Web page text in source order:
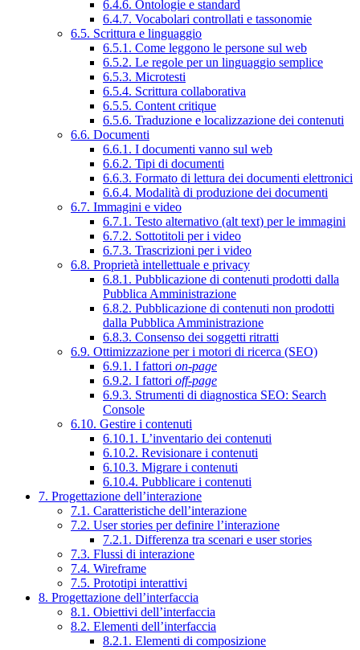
6.4.6. Ontologie e standard
6.4.7. Vocabolari controllati e tassonomie
6.5. Scrittura e linguaggio
6.5.1. Come leggono le persone sul web
6.5.2. Le regole per un linguaggio semplice
6.5.3. Microtesti
6.5.4. Scrittura collaborativa
6.5.5. Content critique
6.5.6. Traduzione e localizzazione dei contenuti
6.6. Documenti
6.6.1. I documenti vanno sul web
6.6.2. Tipi di documenti
6.6.3. Formato di lettura dei documenti elettronici
6.6.4. Modalità di produzione dei documenti
6.7. Immagini e video
6.7.1. Testo alternativo (alt text) per le immagini
6.7.2. Sottotitoli per i video
6.7.3. Trascrizioni per i video
6.8. Proprietà intellettuale e privacy
6.8.1. Pubblicazione di contenuti prodotti dalla
Pubblica Amministrazione
6.8.2. Pubblicazione di contenuti non prodotti
dalla Pubblica Amministrazione
6.8.3. Consenso dei soggetti ritratti
6.9. Ottimizzazione per i motori di ricerca (SEO)
6.9.1. I fattori on-page
6.9.2. I fattori off-page
6.9.3. Strumenti di diagnostica SEO: Search
Console
6.10. Gestire i contenuti
6.10.1. L’inventario dei contenuti
6.10.2. Revisionare i contenuti
6.10.3. Migrare i contenuti
6.10.4. Pubblicare i contenuti
7. Progettazione dell’interazione
7.1. Caratteristiche dell’interazione
7.2. User stories per definire l’interazione
7.2.1. Differenza tra scenari e user stories
7.3. Flussi di interazione
7.4. Wireframe
7.5. Prototipi interattivi
8. Progettazione dell’interfaccia
8.1. Obiettivi dell’interfaccia
8.2. Elementi dell’interfaccia
8.2.1. Elementi di composizione